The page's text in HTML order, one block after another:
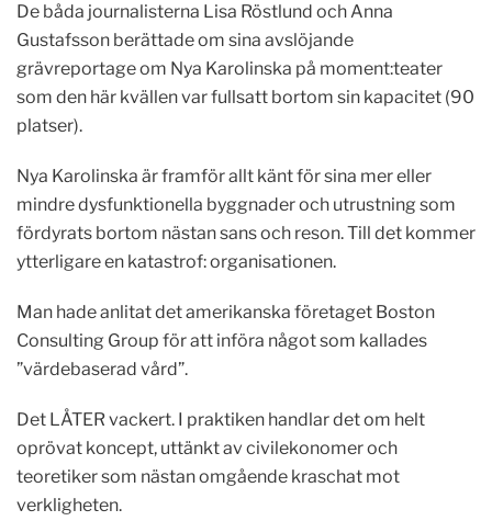
De båda journalisterna Lisa Röstlund och Anna
Gustafsson berättade om sina avslöjande
grävreportage om Nya Karolinska på moment:teater
som den här kvällen var fullsatt bortom sin kapacitet (90
platser).
Nya Karolinska är framför allt känt för sina mer eller
mindre dysfunktionella byggnader och utrustning som
fördyrats bortom nästan sans och reson. Till det kommer
ytterligare en katastrof: organisationen.
Man hade anlitat det amerikanska företaget Boston
Consulting Group för att införa något som kallades
”värdebaserad vård”.
Det LÅTER vackert. I praktiken handlar det om helt
oprövat koncept, uttänkt av civilekonomer och
teoretiker som nästan omgående kraschat mot
verkligheten.